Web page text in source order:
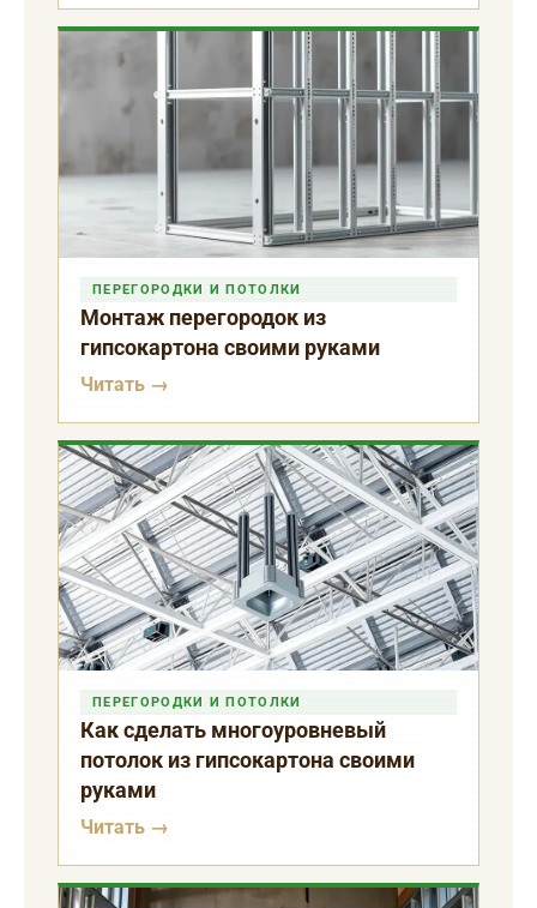
ПЕРЕГОРОДКИ И ПОТОЛКИ
Монтаж перегородок из
гипсокартона своими руками
Читать →
ПЕРЕГОРОДКИ И ПОТОЛКИ
Как сделать многоуровневый
потолок из гипсокартона своими
руками
Читать →